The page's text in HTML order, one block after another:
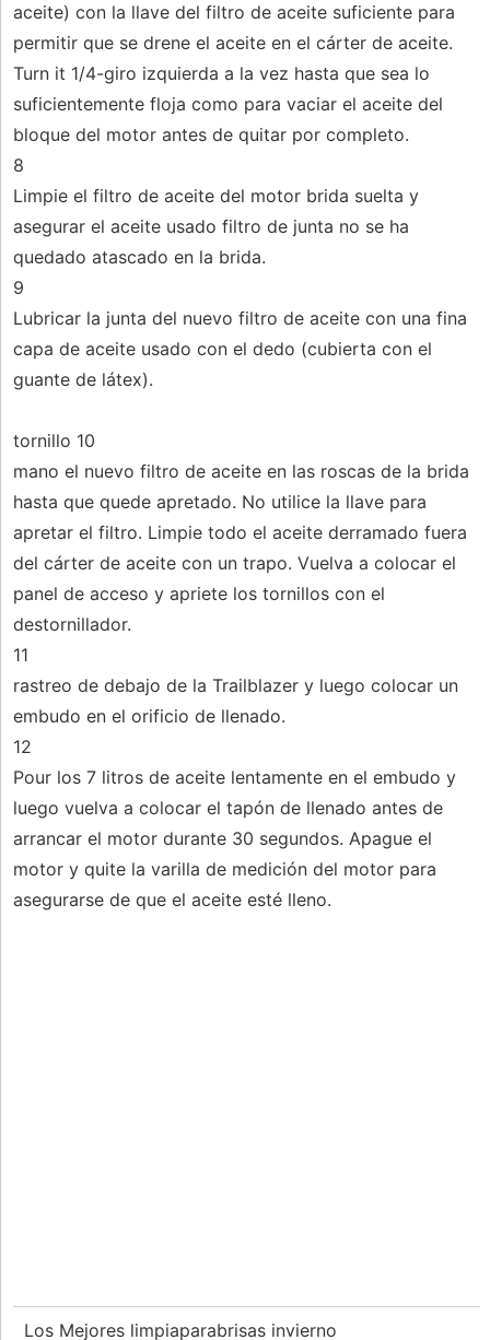
aceite) con la llave del filtro de aceite suficiente para
permitir que se drene el aceite en el cárter de aceite.
Turn it 1/4-giro izquierda a la vez hasta que sea lo
suficientemente floja como para vaciar el aceite del
bloque del motor antes de quitar por completo.
8
Limpie el filtro de aceite del motor brida suelta y
asegurar el aceite usado filtro de junta no se ha
quedado atascado en la brida.
9
Lubricar la junta del nuevo filtro de aceite con una fina
capa de aceite usado con el dedo (cubierta con el
guante de látex).
tornillo 10
mano el nuevo filtro de aceite en las roscas de la brida
hasta que quede apretado. No utilice la llave para
apretar el filtro. Limpie todo el aceite derramado fuera
del cárter de aceite con un trapo. Vuelva a colocar el
panel de acceso y apriete los tornillos con el
destornillador.
11
rastreo de debajo de la Trailblazer y luego colocar un
embudo en el orificio de llenado.
12
Pour los 7 litros de aceite lentamente en el embudo y
luego vuelva a colocar el tapón de llenado antes de
arrancar el motor durante 30 segundos. Apague el
motor y quite la varilla de medición del motor para
asegurarse de que el aceite esté lleno.
Los Mejores limpiaparabrisas invierno